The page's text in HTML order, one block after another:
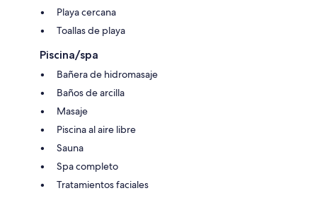
Playa cercana
Toallas de playa
Piscina/spa
Bañera de hidromasaje
Baños de arcilla
Masaje
Piscina al aire libre
Sauna
Spa completo
Tratamientos faciales